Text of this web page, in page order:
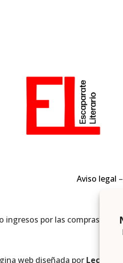
Aviso legal –
ingresos por las compras
web diseñada por Lector